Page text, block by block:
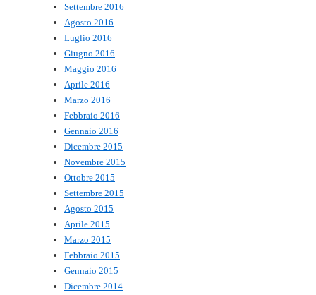
Settembre 2016
Agosto 2016
Luglio 2016
Giugno 2016
Maggio 2016
Aprile 2016
Marzo 2016
Febbraio 2016
Gennaio 2016
Dicembre 2015
Novembre 2015
Ottobre 2015
Settembre 2015
Agosto 2015
Aprile 2015
Marzo 2015
Febbraio 2015
Gennaio 2015
Dicembre 2014